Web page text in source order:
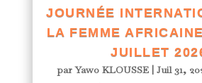
JOURNÉE
LA FEMME
JUILLET
parYawo KLOUSSE| Juil 31,